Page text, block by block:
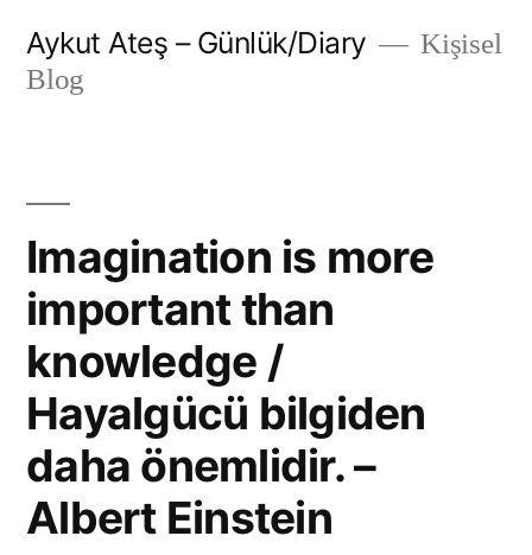
geç
Aykut Ateş – Günlük/Diary
Kişisel
Blog
Imagination is more
important than
knowledge /
Hayalgücü bilgiden
daha önemlidir. –
Albert Einstein